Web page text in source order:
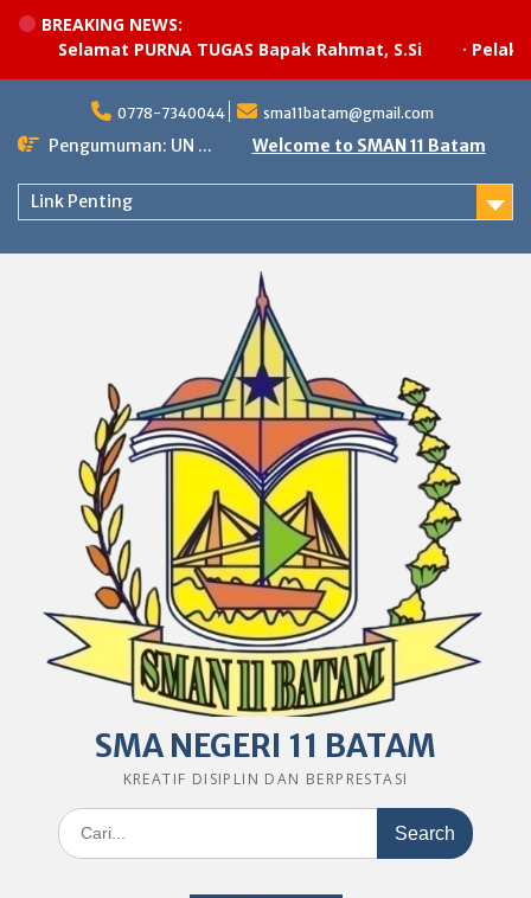
BREAKING NEWS:
Selamat PURNA TUGAS Bapak Rahmat, S.Si
content
0778-7340044 sma11batam@gmail.com
Pengumuman: UN ... Welcome to SMAN 11 Batam
Link Penting
SMA NEGERI 11 BATAM
KREATIF DISIPLIN DAN BERPRESTASI
Search
for: